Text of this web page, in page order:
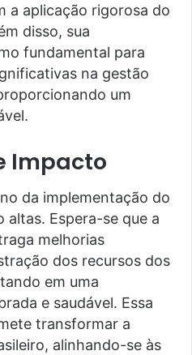
a aplicação rigorosa do
disso, sua
fundamental para
na gestão
um
Impacto
da implementação do
altas. Espera-se que a
melhorias
dos recursos dos
em uma
e saudável. Essa
transformar a
alinhando-se às